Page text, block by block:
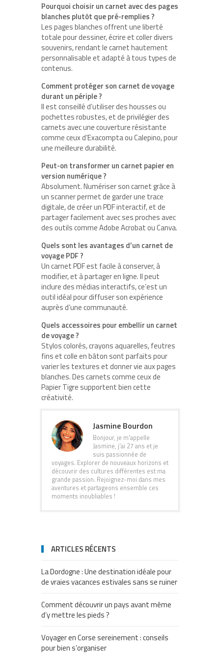
Pourquoi choisir un carnet avec des pages
blanches plutôt que pré-remplies ?
Les pages blanches offrent une liberté
totale pour dessiner, écrire et coller divers
souvenirs, rendant le carnet hautement
personnalisable et adapté à tous types de
contenus.
Comment protéger son carnet de voyage
durant un périple ?
Il est conseillé d’utiliser des housses ou
pochettes robustes, et de privilégier des
carnets avec une couverture résistante
comme ceux d’Exacompta ou Calepino, pour
une meilleure durabilité.
Peut-on transformer un carnet papier en
version numérique ?
Absolument. Numériser son carnet grâce à
un scanner permet de garder une trace
digitale, de créer un PDF interactif, et de
partager facilement avec ses proches avec
des outils comme Adobe Acrobat ou Canva.
Quels sont les avantages d’un carnet de
voyage PDF ?
Un carnet PDF est facile à conserver, à
modifier, et à partager en ligne. Il peut
inclure des médias interactifs, ce’est un
outil idéal pour diffuser son expérience
auprès d’une communauté.
Quels accessoires pour embellir un carnet
de voyage ?
Stylos colorés, crayons aquarelles, feutres
fins et colle en bâton sont parfaits pour
varier les textures et donner vie aux pages
blanches. Des carnets comme ceux de
Papier Tigre supportent bien cette
créativité.
Jasmine Bourdon
Bonjour, je m'appelle
Jasmine, j'ai 27 ans et je
suis passionnée de
voyages. Explorer de nouveaux horizons et
découvrir des cultures différentes est ma
grande passion. Rejoignez-moi dans mes
aventures et partageons ensemble ces
moments inoubliables !
ARTICLES RÉCENTS
La Dordogne : Une destination idéale pour
de vraies vacances estivales sans se ruiner
Comment découvrir un pays avant même
d’y mettre les pieds ?
Voyager en Corse sereinement : conseils
pour bien s’organiser